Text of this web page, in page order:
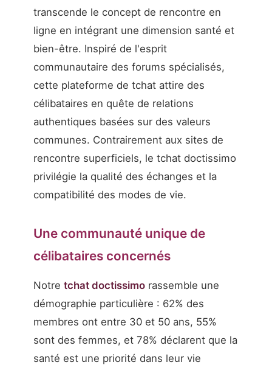
transcende le concept de rencontre en
ligne en intégrant une dimension santé et
bien-être. Inspiré de l'esprit
communautaire des forums spécialisés,
cette plateforme de tchat attire des
célibataires en quête de relations
authentiques basées sur des valeurs
communes. Contrairement aux sites de
rencontre superficiels, le tchat doctissimo
privilégie la qualité des échanges et la
compatibilité des modes de vie.
Une communauté unique de
célibataires concernés
Notre tchat doctissimo rassemble une
démographie particulière : 62% des
membres ont entre 30 et 50 ans, 55%
sont des femmes, et 78% déclarent que la
santé est une priorité dans leur vie